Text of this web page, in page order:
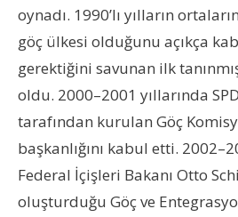
oynadı. 1990’lı yılların
göç ülkesi olduğunu açıkça
gerektiğini savunan ilk
oldu. 2000–2001 yıllarında
tarafından kurulan Göç
başkanlığını kabul etti.
Federal İçişleri Bakanı Otto
oluşturduğu Göç ve